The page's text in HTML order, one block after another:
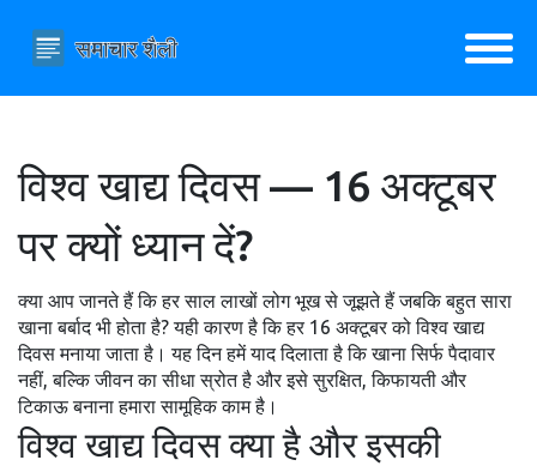
विश्व खाद्य दिवस — 16 अक्टूबर
पर क्यों ध्यान दें?
क्या आप जानते हैं कि हर साल लाखों लोग भूख से जूझते हैं जबकि बहुत सारा
खाना बर्बाद भी होता है? यही कारण है कि हर 16 अक्टूबर को विश्व खाद्य
दिवस मनाया जाता है। यह दिन हमें याद दिलाता है कि खाना सिर्फ पैदावार
नहीं, बल्कि जीवन का सीधा स्रोत है और इसे सुरक्षित, किफायती और
टिकाऊ बनाना हमारा सामूहिक काम है।
विश्व खाद्य दिवस क्या है और इसकी